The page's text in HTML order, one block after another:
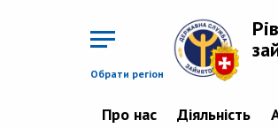
Обрати регіон
Про нас Діяльність